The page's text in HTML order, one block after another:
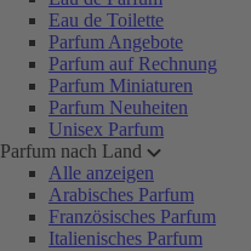
Eau de Toilette
Parfum Angebote
Parfum auf Rechnung
Parfum Miniaturen
Parfum Neuheiten
Unisex Parfum
Parfum nach Land
Alle anzeigen
Arabisches Parfum
Französisches Parfum
Italienisches Parfum